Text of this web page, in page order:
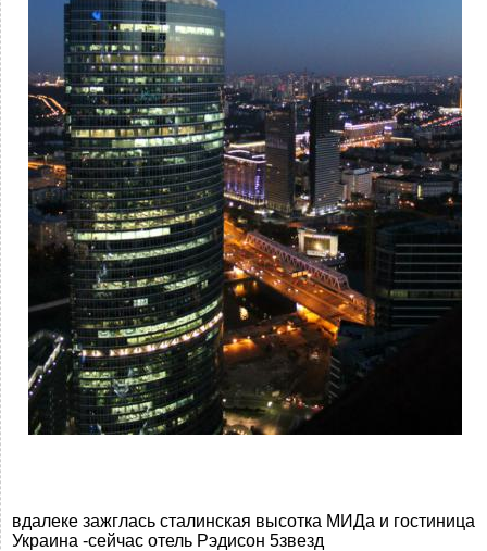
вдалеке зажглась сталинская высотка МИДа и гостиница
Украина -сейчас отель Рэдисон 5звезд